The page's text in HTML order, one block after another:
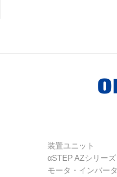
装置ユニット
αSTEP AZシリーズ
モータ・インバータ